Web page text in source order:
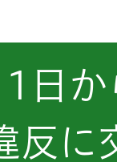
日
反に